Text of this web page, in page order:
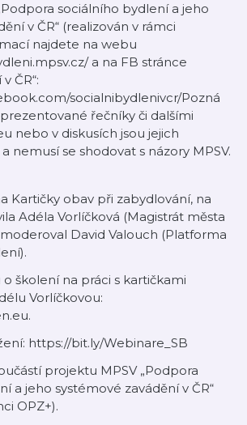
sociálního bydlení a jeho
v ČR“ (realizován v rámci
najdete na webu
a na FB stránce
ČR“:
socialnibydlenivcr/Pozná
řečníky či dalšími
nebo v diskusích jsou jejich
nemusí se shodovat s názory MPSV.
Kartičky obav při zabydlování, na
Adéla Vorlíčková (Magistrát města
David Valouch (Platforma
školení na práci s kartičkami
Vorlíčkovou:
https://bit.ly/Webinare_SB
projektu MPSV „Podpora
a jeho systémové zavádění v ČR“
OPZ+).